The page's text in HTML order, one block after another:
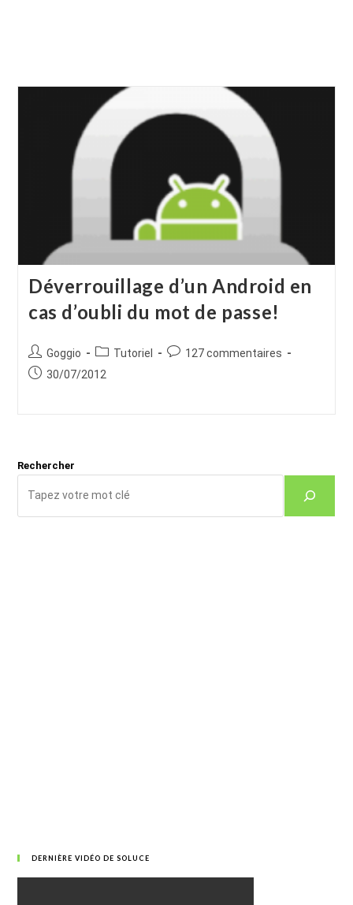
Déverrouillage d’un Android en
cas d’oubli du mot de passe!
Auteur/autrice
de
Goggio
Post
category:
Tutoriel
Commentaires
127 commentaires
Publication
30/07/2012
Rechercher
DERNIÈRE VIDÉO DE SOLUCE